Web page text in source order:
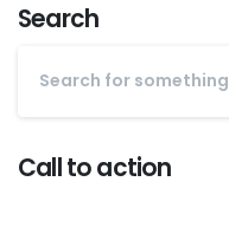
Search
Call to action